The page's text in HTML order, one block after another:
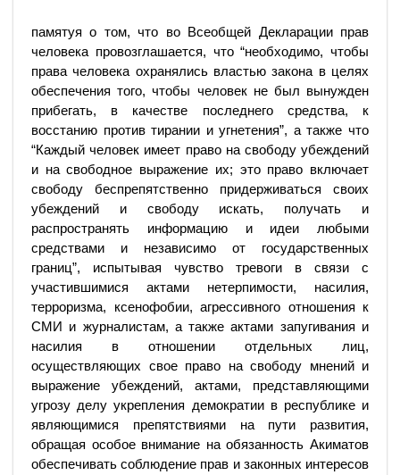
памятуя о том, что во Всеобщей Декларации прав
человека провозглашается, что “необходимо, чтобы
права человека охранялись властью закона в целях
обеспечения того, чтобы человек не был вынужден
прибегать, в качестве последнего средства, к
восстанию против тирании и угнетения”, а также что
“Каждый человек имеет право на свободу убеждений
и на свободное выражение их; это право включает
свободу беспрепятственно придерживаться своих
убеждений и свободу искать, получать и
распространять информацию и идеи любыми
средствами и независимо от государственных
границ”, испытывая чувство тревоги в связи с
участившимися актами нетерпимости, насилия,
терроризма, ксенофобии, агрессивного отношения к
СМИ и журналистам, а также актами запугивания и
насилия в отношении отдельных лиц,
осуществляющих свое право на свободу мнений и
выражение убеждений, актами, представляющими
угрозу делу укрепления демократии в республике и
являющимися препятствиями на пути развития,
обращая особое внимание на обязанность Акиматов
обеспечивать соблюдение прав и законных интересов